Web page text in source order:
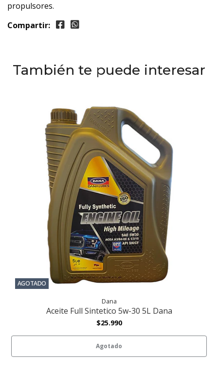
propulsores.
Compartir:
También te puede interesar
AGOTADO
Dana
Aceite Full Sintetico 5w-30 5L Dana
$25.990
Agotado